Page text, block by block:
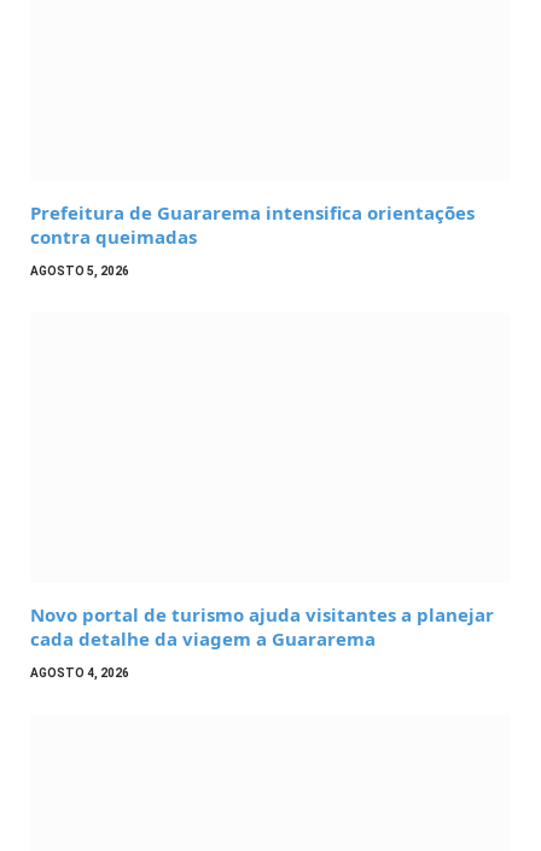
Prefeitura de Guararema intensifica orientações
contra queimadas
AGOSTO 5, 2026
Novo portal de turismo ajuda visitantes a planejar
cada detalhe da viagem a Guararema
AGOSTO 4, 2026